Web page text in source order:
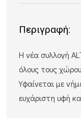
Περιγραφή:
Η νέα συλλογή
όλους τους
Υφαίνεται με
ευχάριστη υφή